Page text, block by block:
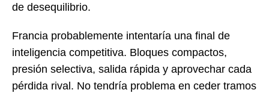
de desequilibrio.
Francia probablemente intentaría una final de
inteligencia competitiva. Bloques compactos,
presión selectiva, salida rápida y aprovechar cada
pérdida rival. No tendría problema en ceder tramos